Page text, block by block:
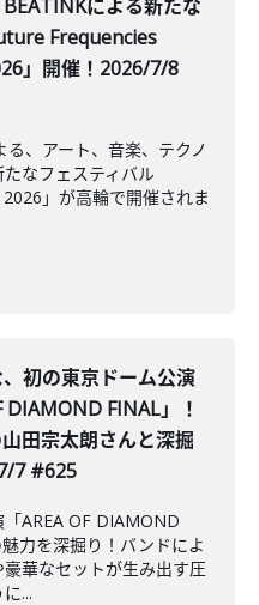
による新たな
Frequencies
」開催！2026/7/8
、アート、音楽、テクノ
なフェスティバル
」が高輪で開催されま
初の東京ドーム公演
DIAMOND FINAL」！
田宗太朗さんと深掘
7 #625
AREA OF DIAMOND
力を深掘り！バンドによ
華なセットが生み出す圧
...